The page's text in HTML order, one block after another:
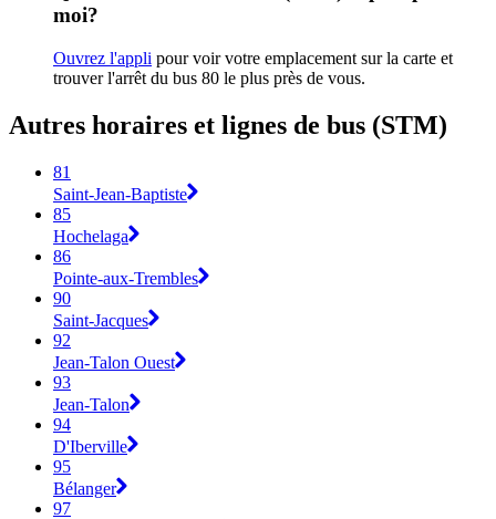
moi?
Ouvrez l'appli pour voir votre emplacement sur la carte et
trouver l'arrêt du bus 80 le plus près de vous.
Autres horaires et lignes de bus (STM)
81
Saint-Jean-Baptiste
85
Hochelaga
86
Pointe-aux-Trembles
90
Saint-Jacques
92
Jean-Talon Ouest
93
Jean-Talon
94
D'Iberville
95
Bélanger
97